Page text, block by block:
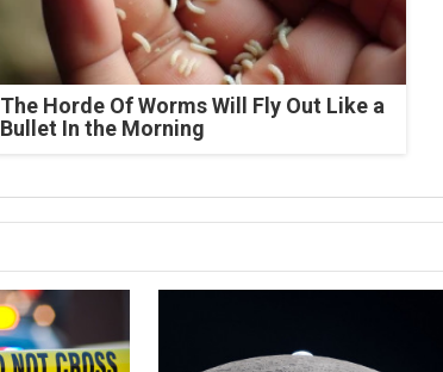
The Horde Of Worms Will Fly Out Like a
Bullet In the Morning